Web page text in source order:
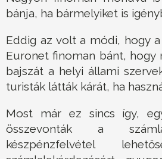
bánja, ha bármelyiket is
Eddig az volt a módi, hogy
Euronet finoman bánt, hogy
bajszát a helyi állami
turisták látták kárát, ha
Most már ez sincs így,
összevonták a
készpénzfelvétel